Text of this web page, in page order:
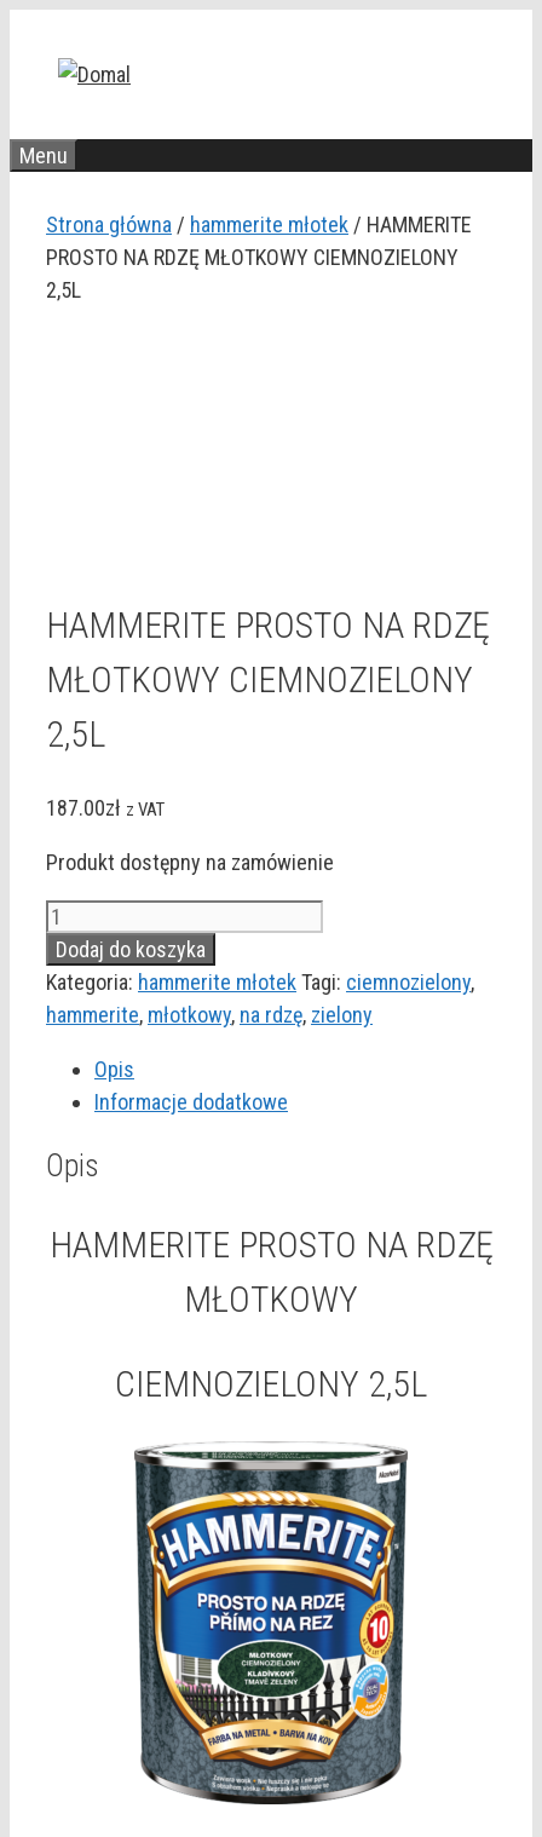
Menu
Strona główna / hammerite młotek / HAMMERITE
PROSTO NA RDZĘ MŁOTKOWY CIEMNOZIELONY
2,5L
HAMMERITE PROSTO NA RDZĘ
MŁOTKOWY CIEMNOZIELONY
2,5L
187.00zł z VAT
Produkt dostępny na zamówienie
ilość
HAMMERITE
PROSTO
NA
MŁOTKOWY
CIEMNOZIELONY
Dodaj do koszyka
Kategoria: hammerite młotek Tagi: ciemnozielony,
hammerite, młotkowy, na rdzę, zielony
Opis
Informacje dodatkowe
Opis
HAMMERITE PROSTO NA RDZĘ
MŁOTKOWY
CIEMNOZIELONY 2,5L